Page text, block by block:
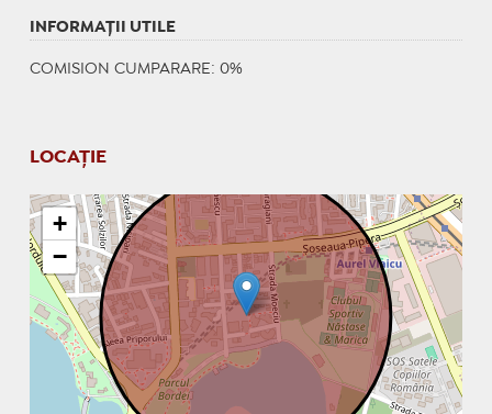
INFORMAŢII UTILE
COMISION CUMPARARE: 0%
LOCAȚIE
+
−